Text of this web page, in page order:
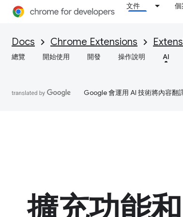
文件
Docs Chrome Extensions
總覽 開始使用 開發 操作說明 AI
Google 會運用 AI 技術將內容翻
擴充功能